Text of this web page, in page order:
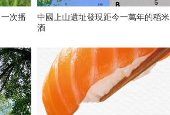
中國上山遺址發現距今一萬年的稻米
酒